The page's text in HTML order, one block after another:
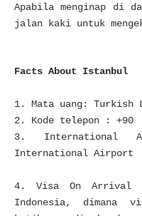
Apabila menginap di
jalan kaki untuk
Facts About Istanbul
1. Mata uang: Turkish
2. Kode telepon : +90
3. International
International Airport
4. Visa On Arrival
Indonesia, dimana